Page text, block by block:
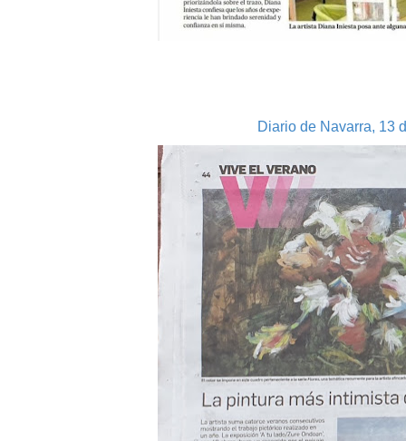
Diario de Navarra, 13